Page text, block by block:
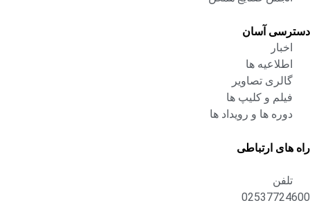
دسترسی آسان
اخبار
اطلاعیه ها
گالری تصاویر
فیلم و کلیپ ها
دوره ها و رویداد ها
راه های ارتباطی
تلفن
02537724600